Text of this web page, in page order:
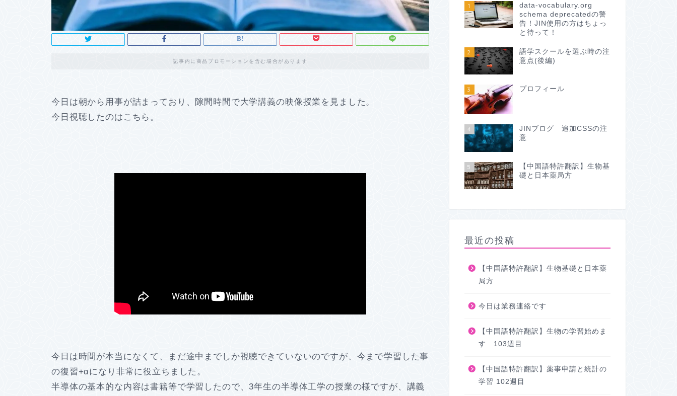
記事内に商品プロモーションを含む場合があります
今日は朝から用事が詰まっており、隙間時間で大学講義の映像授業を見ました。
今日視聴したのはこちら。
今日は時間が本当になくて、まだ途中までしか視聴できていないのですが、今まで学習した事
の復習+αになり非常に役立ちました。
半導体の基本的な内容は書籍等で学習したので、3年生の半導体工学の授業の様ですが、講義
1
data-vocabulary.org
schema deprecatedの警
告！JIN使用の方はちょっ
と待って！
2
語学スクールを選ぶ時の注
意点(後編)
3 プロフィール
4
JINブログ 追加CSSの注
意
5
【中国語特許翻訳】生物基
礎と日本薬局方
最近の投稿
【中国語特許翻訳】生物基礎と日本薬
局方
今日は業務連絡です
【中国語特許翻訳】生物の学習始めま
す 103週目
【中国語特許翻訳】薬事申請と統計の
学習 102週目